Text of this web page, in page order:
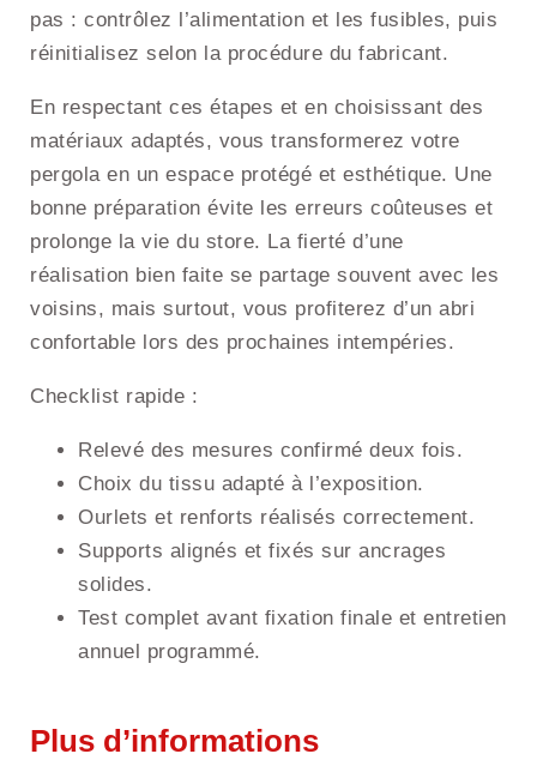
pas : contrôlez l’alimentation et les fusibles, puis
réinitialisez selon la procédure du fabricant.
En respectant ces étapes et en choisissant des
matériaux adaptés, vous transformerez votre
pergola en un espace protégé et esthétique. Une
bonne préparation évite les erreurs coûteuses et
prolonge la vie du store. La fierté d’une
réalisation bien faite se partage souvent avec les
voisins, mais surtout, vous profiterez d’un abri
confortable lors des prochaines intempéries.
Checklist rapide :
Relevé des mesures confirmé deux fois.
Choix du tissu adapté à l’exposition.
Ourlets et renforts réalisés correctement.
Supports alignés et fixés sur ancrages
solides.
Test complet avant fixation finale et entretien
annuel programmé.
Plus d’informations